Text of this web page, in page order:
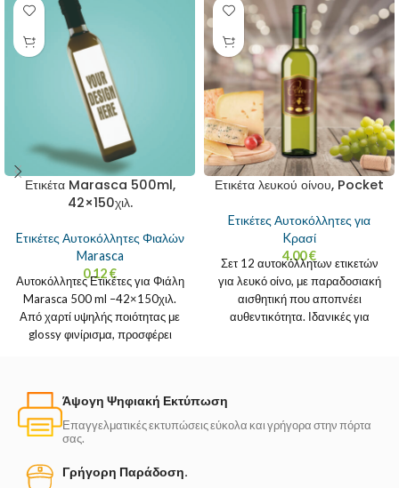
Ετικέτα Marasca 500ml,
42×150χιλ.
Eτικέτες Αυτοκόλλητες Φιαλών
Marasca
0.12€
Αυτοκόλλητες Ετικέτες για Φιάλη
Marasca 500 ml –42×150χιλ.
Από χαρτί υψηλής ποιότητας με
glossy φινίρισμα, προσφέρει
Ετικέτα λευκού οίνου, Pocket
Eτικέτες Αυτοκόλλητες για
Kρασί
4.00€
Σετ 12 αυτοκόλλητων ετικετών
για λευκό οίνο, με παραδοσιακή
αισθητική που αποπνέει
αυθεντικότητα. Ιδανικές για
Άψογη Ψηφιακή Εκτύπωση
Επαγγελματικές εκτυπώσεις εύκολα και γρήγορα στην πόρτα
σας.
Γρήγορη Παράδοση.